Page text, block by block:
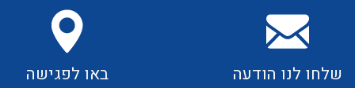
שלחו לנו הודעה באו לפגישה